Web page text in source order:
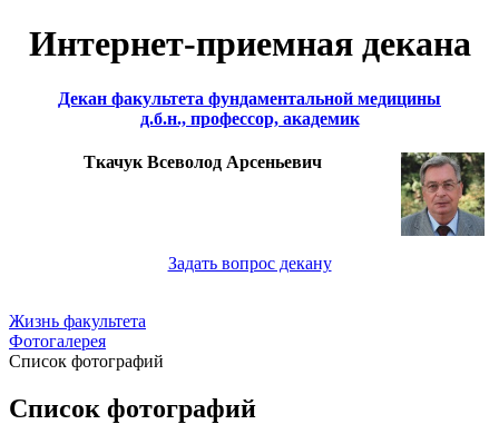
Интернет-приемная декана
Декан факультета фундаментальной медицины
д.б.н., профессор, академик
Ткачук Всеволод Арсеньевич
Задать вопрос декану
Жизнь факультета
Фотогалерея
Список фотографий
Список фотографий